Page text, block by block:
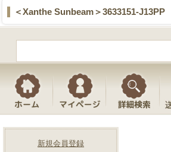
＜Xanthe Sunbeam＞3633151-J13PP
新規会員登録